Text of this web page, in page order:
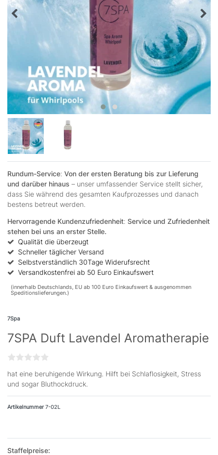
Rundum-Service: Von der ersten Beratung bis zur Lieferung
und darüber hinaus – unser umfassender Service stellt sicher,
dass Sie während des gesamten Kaufprozesses und danach
bestens betreut werden.
Hervorragende Kundenzufriedenheit: Service und Zufriedenheit
stehen bei uns an erster Stelle.
Qualität die überzeugt
Schneller täglicher Versand
Selbstverständlich 30Tage Widerufsrecht
Versandkostenfrei ab 50 Euro Einkaufswert
(innerhalb Deutschlands, EU ab 100 Euro Einkaufswert & ausgenommen
Speditionslieferungen.)
7Spa
7SPA Duft Lavendel Aromatherapie
hat eine beruhigende Wirkung. Hilft bei Schlaflosigkeit, Stress
und sogar Bluthockdruck.
Artikelnummer7-02L
Staffelpreise: